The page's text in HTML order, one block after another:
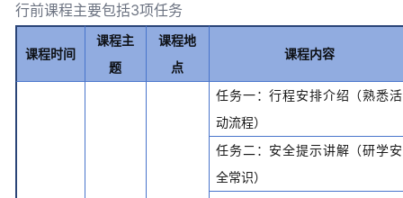
行前课程主要包括3项任务
课程时间
课程主
题
课程地
点
课程内容
任务一：行程安排介绍（熟悉活
动流程）
任务二：安全提示讲解（研学安
全常识）